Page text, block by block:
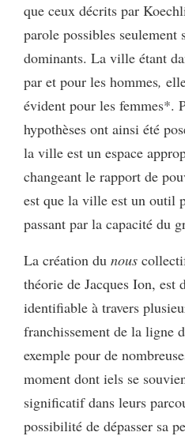
que ceux décrits par
parole possibles seulement
dominants. La ville étant
par et pour les hommes,
évident pour les femmes*.
hypothèses ont ainsi été
la ville est un espace
changeant le rapport de
est que la ville est un outil
passant par la capacité du
La création du nous
théorie de Jacques Ion, est
identifiable à travers
franchissement de la ligne
exemple pour de
moment dont iels se
significatif dans leurs
possibilité de dépasser sa